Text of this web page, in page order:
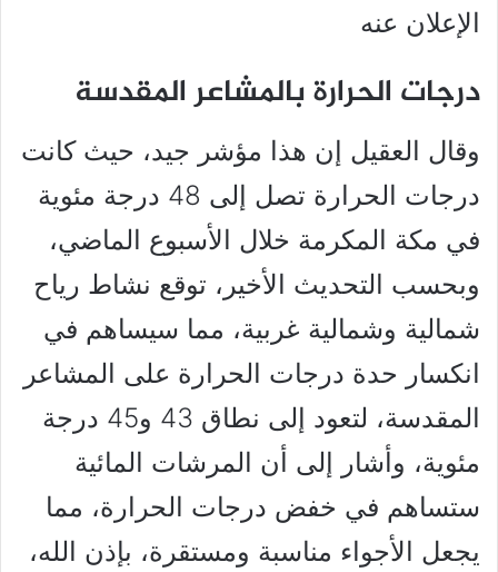
الإعلان عنه
درجات الحرارة بالمشاعر المقدسة
وقال العقيل إن هذا مؤشر جيد، حيث كانت
درجات الحرارة تصل إلى 48 درجة مئوية
في مكة المكرمة خلال الأسبوع الماضي،
وبحسب التحديث الأخير، توقع نشاط رياح
شمالية وشمالية غربية، مما سيساهم في
انكسار حدة درجات الحرارة على المشاعر
المقدسة، لتعود إلى نطاق 43 و45 درجة
مئوية، وأشار إلى أن المرشات المائية
ستساهم في خفض درجات الحرارة، مما
يجعل الأجواء مناسبة ومستقرة، بإذن الله،